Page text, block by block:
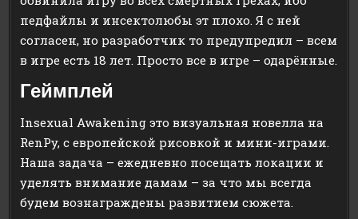
педфайлы и инсектолюбы эт плохо. Я с ней
согласен, но разработчик то предупредил – всем
в игре есть 18 лет. Просто все в игре – одарённые.
Геймплей
Insexual Awakening это визуальная новелла на
RenPy, с европейской рисовкой и мини-играми.
Наша задача – ежедневно посещать локации и
уделять внимание дамам – за что мы всегда
будем вознаграждены развитием сюжета.